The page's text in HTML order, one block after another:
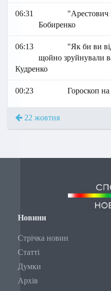
06:31
"Арестович
Бобиренко
06:13
"Як би ви
щойно зруйнували
Кудренко
00:23 Гороскоп
22 жовтня
Новини
Стрічка новин
Статті
Думки
Архів